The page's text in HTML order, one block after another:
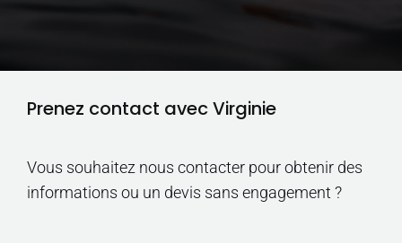
Prenez contact avec Virginie
Vous souhaitez nous contacter pour obtenir des
informations ou un devis sans engagement ?